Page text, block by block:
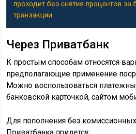
проходит без снятия процентов за
транзакции.
Через Приватбанк
К простым способам относятся
предполагающие применение
Можно воспользоваться
банковской карточкой, сайтом
Для пополнения без